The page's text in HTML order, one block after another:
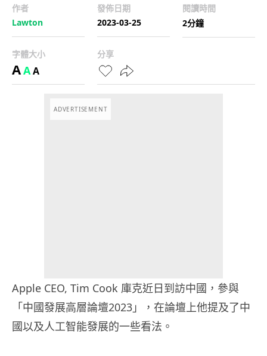
作者
Lawton
發佈日期
2023-03-25
閱讀時間
2分鐘
字體大小
AAA
分享
ADVERTISEMENT
Apple CEO, Tim Cook 庫克近日到訪中國，參與
「中國發展高層論壇2023」，在論壇上他提及了中
國以及人工智能發展的一些看法。